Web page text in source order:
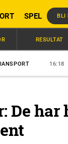
SPEL BLI
RESULTAT
De har